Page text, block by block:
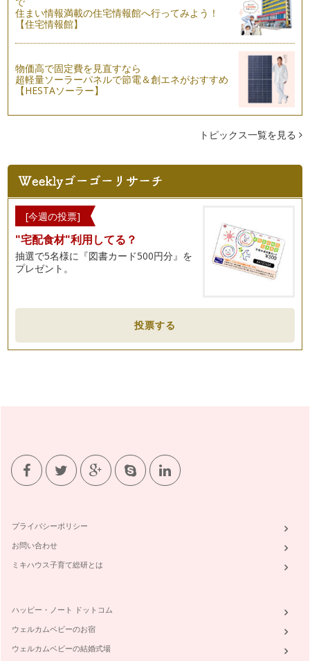
4月に入って、コートを脱いで軽やかなファッションを纏う季
節となりましたね。パーソナルカラー…
陽射しに暖かさと春の気配を感じられる天候になりましたが、
まだまだ寒の戻りもあり、寒さも感じ…
お酒に酔わない色彩
二月も半ばとなり、そろそろ、ご卒園、ご卒業の季節となりま
すね。ご卒園・ご卒業をされるお子様…
節分の色彩
早くも2012年1月が終わり、2月ですね。今年の目標に掲げた
こと、継続していますか?実は、…
ダイエットに効く色彩
本年も、楽しみながら日々の暮らしに取り入れられる色彩活用
2012年春夏ファッションの流行色!
2011年も、あと少し。パーテイーシーズンも、まだまだ続い
ていますが、今年は何色の洋服を着…
きましたね。皆様のお家でも、そろそ…
子供の成長に感謝を込めて・・・七五三の色彩
小学校受験のお試験は目前ですね。面接は始まっているかもし
れませんね。中学受験も、まもなく受…
そろそろ、長袖が恋しくなる季節。ショーウィンドーのディス
プレーも、秋冬ファッションに変わっ…
子供が居てもスタイリッシュなお部屋☆インテリアの色彩
住まい情報満載の住宅情報館へ行ってみよう！
【住宅情報館】
物価高で固定費を見直すなら
超軽量ソーラーパネルで節電＆創エネがおすすめ
【HESTAソーラー】
トピックス一覧を見る
[今週の投票]
"宅配食材"利用してる？
抽選で5名様に『図書カード500円分』を
プレゼント。
投票する
プライバシーポリシー
お問い合わせ
ミキハウス子育て総研とは
ハッピー・ノート ドットコム
ウェルカムベビーのお宿
ウェルカムベビーの結婚式場